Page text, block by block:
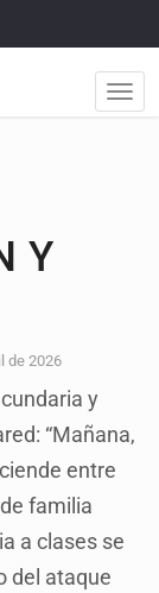
Y
de 2026
y
“Mañana,
entre
familia
a clases se
del ataque